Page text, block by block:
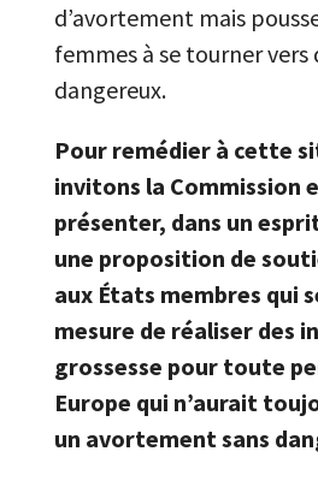
d’avortement mais
femmes à se tourner
dangereux.
Pour remédier à cette
invitons la Commission
présenter, dans un
une proposition de
aux États membres qui
mesure de réaliser des
grossesse pour toute
Europe qui n’aurait
un avortement sans